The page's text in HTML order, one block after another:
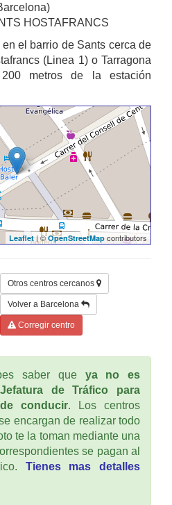
HOSTAFRANCS
el barrio de Sants cerca de
(Linea 1) o Tarragona
metros de la estación
Leaflet | ©OpenStreetMap contributors
Otros centros cercanos
Volver a Barcelona
Corregir centro
saber que ya no es
de Tráfico para
conducir. Los centros
encargan de realizar todo
te la toman mediante una
se pagan al
Tienes mas detalles